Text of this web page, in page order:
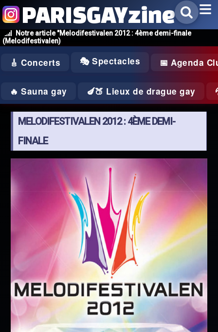
Notre article "Melodifestivalen 2012 : 4ème demi-finale
(Melodifestivalen)
PARISGAYzine
🎸 Concerts 🎭 Spectacles 📅 Agenda
🔥 Sauna gay 🍆🍑 Lieux de drague gay
MELODIFESTIVALEN 2012 : 4ÈME DEMI-
FINALE